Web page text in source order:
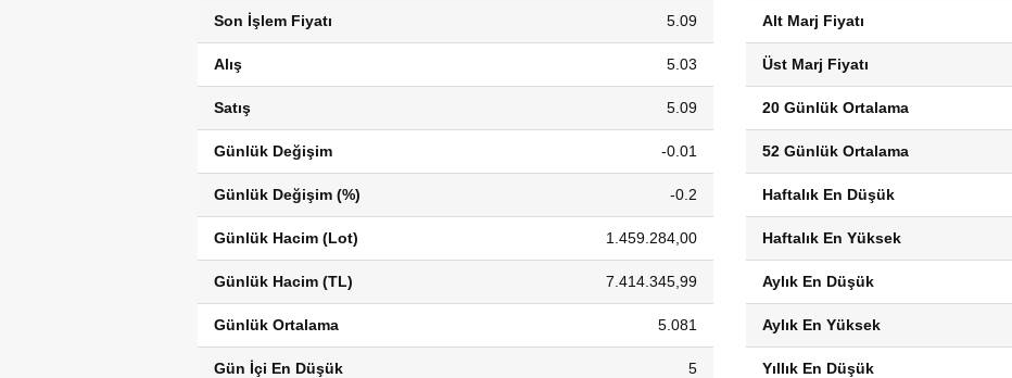
Son İşlem Fiyatı 5.09
Alış 5.03
Satış 5.09
Günlük Değişim -0.01
Günlük Değişim (%) -0.2
Günlük Hacim (Lot) 1.459.284,00
Günlük Hacim (TL) 7.414.345,99
Günlük Ortalama 5.081
Gün İçi En Düşük 5
Alt Marj Fiyatı
Üst Marj Fiyatı
20 Günlük Ortalama
52 Günlük Ortalama
Haftalık En Düşük
Haftalık En Yüksek
Aylık En Düşük
Aylık En Yüksek
Yıllık En Düşük